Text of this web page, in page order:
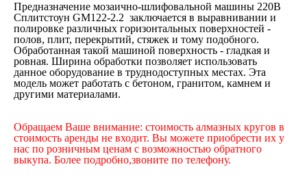
Предназначение мозаично-шлифовальной машины 220В
Сплитстоун GM122-2.2 заключается в выравнивании и
полировке различных горизонтальных поверхностей -
полов, плит, перекрытий, стяжек и тому подобного.
Обработанная такой машиной поверхность - гладкая и
ровная. Ширина обработки позволяет использовать
данное оборудование в труднодоступных местах. Эта
модель может работать с бетоном, гранитом, камнем и
другими материалами.
Обращаем Ваше внимание: стоимость алмазных кругов в
стоимость аренды не входит. Вы можете приобрести их у
нас по розничным ценам с возможностью обратного
выкупа. Более подробно,звоните по телефону.